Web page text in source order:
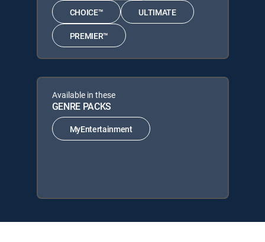
CHOICE™ ULTIMATE
PREMIER™
Available in these
GENRE PACKS
MyEntertainment